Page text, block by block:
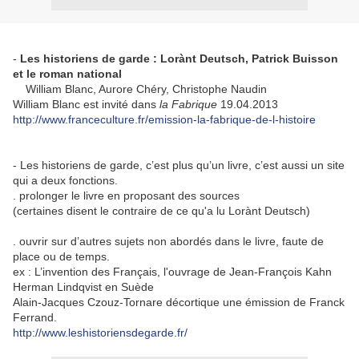
- Les historiens de garde : Lorànt Deutsch, Patrick Buisson
et le roman national
William Blanc, Aurore Chéry, Christophe Naudin
William Blanc est invité dans la Fabrique 19.04.2013
http://www.franceculture.fr/emission-la-fabrique-de-l-histoire
- Les historiens de garde, c’est plus qu’un livre, c’est aussi un site
qui a deux fonctions.
. prolonger le livre en proposant des sources
(certaines disent le contraire de ce qu'a lu Lorànt Deutsch)
. ouvrir sur d’autres sujets non abordés dans le livre, faute de
place ou de temps.
ex : L’invention des Français, l'ouvrage de Jean-François Kahn
Herman Lindqvist en Suède
Alain-Jacques Czouz-Tornare décortique une émission de Franck
Ferrand.
http://www.leshistoriensdegarde.fr/